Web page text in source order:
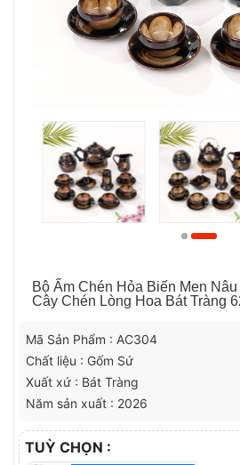
Bộ Ấm Chén Hỏa Biến Men
Cây Chén Lòng Hoa Bát Tràng
Mã Sản Phẩm : AC304
Chất liệu : Gốm Sứ
Xuất xứ : Bát Tràng
Năm sản xuất : 2026
TUỲ CHỌN :